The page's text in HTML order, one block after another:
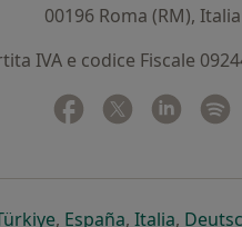
00196 Roma (RM), Italia
IVA e codice Fiscale
Facebook
si apre in una
Twitter
si apre inLinkedin
si
in una nuova scheda
si apre in una nuova
, Españasi apre in una
, Italiasi apre
,